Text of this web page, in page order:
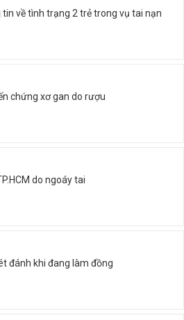
tin về tình trạng 2 trẻ trong vụ tai nạn
chứng xơ gan do rượu
do ngoáy tai
đánh khi đang làm đồng